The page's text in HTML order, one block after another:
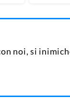
noi, si